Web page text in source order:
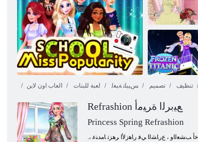
ﻼ ﻳﻹ ﻑﺮﺸﻟﺍ ﺕﺎﻔﻴﺻﻭ ﺙﻼ ﺛ
ﻎﻨﻴﻣﺭﻮﺳﻭﻮﻫ
ﺓﺮﻴﻣﻷ ﺍ ﺔﻠﻔﺣ
2 ﻰﻠﻴﻟ ﻑﺎﻓﺯ
ﻞﻔﺣ
ﺓﺪﻤﺠﻣ ﻚﻴﻧﺎﺘﻴﺗ
العاب اون لاين لعبة للبنات ﺲﻴﺒﻠﺗ ﺔﺒﻌﻟ تصميم تنظيف
Refrashion ﻊﻴﺑﺮﻟﺍ ﺓﺮﻴﻣﺃ
Princess Spring Refrashion
.ﺎﻬﻇﺎﻘﻴﺘﺳﺍﻭ ﺎﻫﺪﻳﺪﺠﺗﻭ ﺔﻌﻴﺒﻄﻠﻟ ءﺎﻴﺣﺇ ﻮﻫ ﻊﻴﺑﺮﻟﺍ .ﺔﺻﺎﺨﻟﺍ ﺎﻬﺘﻓﺮﻏ ﻊﻣ ﺃﺪﺒﺗ ﻥﺃ ﺕﺭﺮﻗﻭ ﻥﻮﻴﻓﺎﺸﻳﺭ ﻊﻴﺑﺮﻟﺍ ﺓﺮﻴﻣﻷ ﺍ ﺔﺒﻌﻟ ﻦﻣ ﺎﻧﺁ ﺓﺮﻴﻣﻷ ﺍ ﺖﻤﻜﺣ .ﺔﻗﺍﺮﺑ ﺲﻤﺸﻟﺍ ﻕﺮﺸﺗﻭ ﺮﻀﺧﺃ ﺐﺸﻌﻟﺍﻭ ، ﻉﺭﺎﺸﻟﺍ ﻲﻓ ﺭﺎﻫﺯﻷ ﺍ ﺮﻫﺰﺗ ﺎﻣﺪﻨﻋ ،